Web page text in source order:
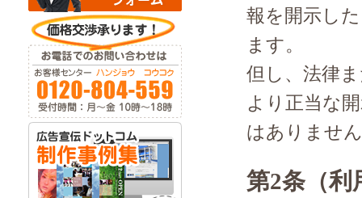
報を開示し
ます。
但し、法律
より正当な
はありませ
第2条（利